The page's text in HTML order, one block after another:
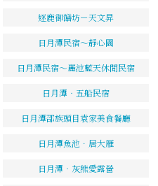
逐鹿御饍坊－天文昇
日月潭民宿～靜心園
日月潭民宿～麗池藍天休閒民宿
日月潭‧五船民宿
日月潭邵族頭目袁家美食餐廳
日月潭魚池．居大雁
日月潭‧灰熊愛露營